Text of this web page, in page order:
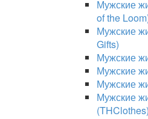
Мужские
of the
Мужские
Gifts)
Мужские
Мужские
Мужские
Мужские
(THClothes)